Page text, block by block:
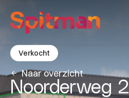
Naar overzicht
Verkocht
Noorderweg 2